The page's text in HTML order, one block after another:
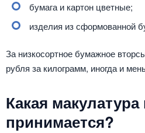
бумага и картон цветные;
изделия из сформованной
За низкосортное бумажное
рубля за килограмм, иногда и
Какая макулатура
принимается?